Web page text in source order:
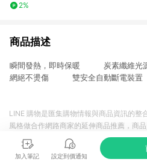
2%
商品描述
瞬間發熱，即時保暖 炭素纖維
網絕不燙傷 雙安全自動斷電裝
加入筆記 設定到價通知
LINE 購物是匯集購物情報與商品資訊的整
風格做合作網路商家的延伸商品推薦，商
商品至各合作網路商家，確認現售價與購
準。